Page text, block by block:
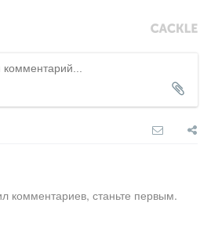
комментариев, станьте первым.